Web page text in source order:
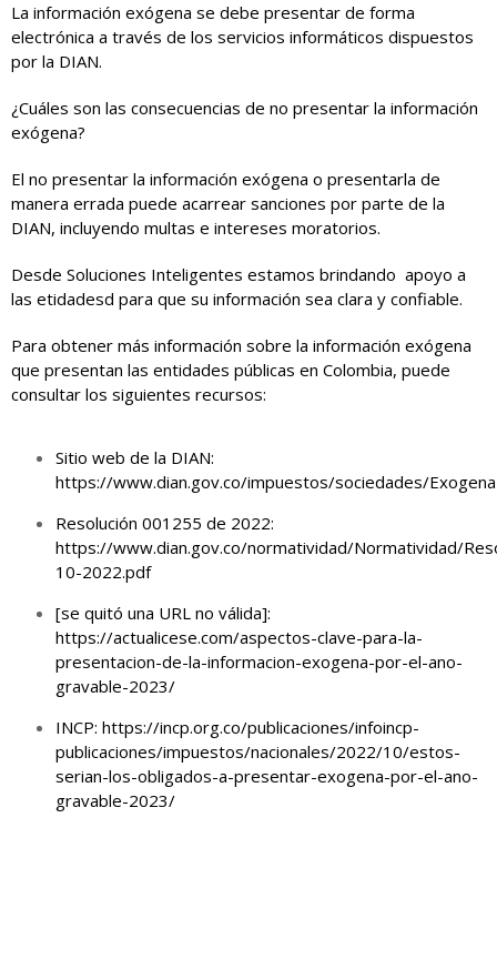
La información exógena se debe presentar de forma
electrónica a través de los servicios informáticos dispuestos
por la DIAN.
¿Cuáles son las consecuencias de no presentar la información
exógena?
El no presentar la información exógena o presentarla de
manera errada puede acarrear sanciones por parte de la
DIAN, incluyendo multas e intereses moratorios.
Desde Soluciones Inteligentes estamos brindando apoyo a
las etidadesd para que su información sea clara y confiable.
Para obtener más información sobre la información exógena
que presentan las entidades públicas en Colombia, puede
consultar los siguientes recursos:
Sitio web de la DIAN:
https://www.dian.gov.co/impuestos/sociedades/
Resolución 001255 de 2022:
https://www.dian.gov.co/normatividad/Normatividad/
10-2022.pdf
[se quitó una URL no válida]:
https://actualicese.com/aspectos-clave-para-la-
presentacion-de-la-informacion-exogena-por-el-ano-
gravable-2023/
INCP: https://incp.org.co/publicaciones/infoincp-
publicaciones/impuestos/nacionales/2022/10/estos-
serian-los-obligados-a-presentar-exogena-por-el-ano-
gravable-2023/